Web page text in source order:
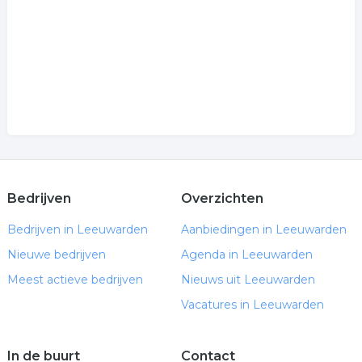
Bedrijven
Bedrijven in Leeuwarden
Nieuwe bedrijven
Meest actieve bedrijven
Overzichten
Aanbiedingen in Leeuwarden
Agenda in Leeuwarden
Nieuws uit Leeuwarden
Vacatures in Leeuwarden
In de buurt Contact